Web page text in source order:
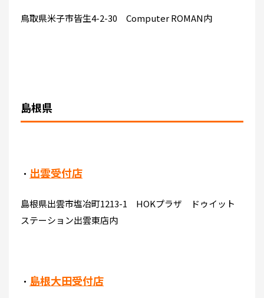
鳥取県米子市皆生4-2-30 Computer ROMAN内
島根県
・ 出雲受付店
島根県出雲市塩冶町1213-1 HOKプラザ ドゥイット
ステーション出雲東店内
・ 島根大田受付店